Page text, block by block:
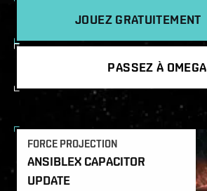
JOUEZ GRATUITEMENT
PASSEZ À OMEGA
FORCE PROJECTION
ANSIBLEX CAPACITOR
UPDATE